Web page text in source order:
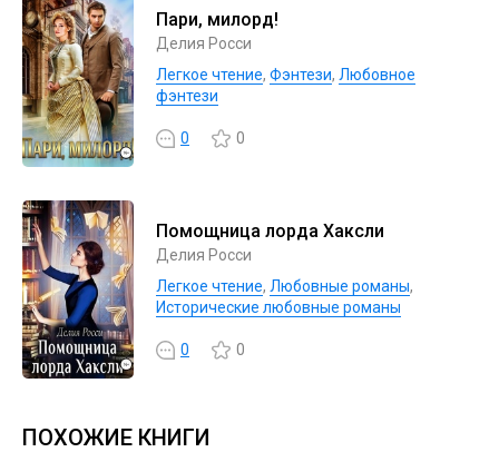
Пари, милорд!
Делия Росси
Легкое чтение, Фэнтези, Любовное
фэнтези
0 0
Помощница лорда Хаксли
Делия Росси
Легкое чтение, Любовные романы,
Исторические любовные романы
0 0
ПОХОЖИЕ КНИГИ